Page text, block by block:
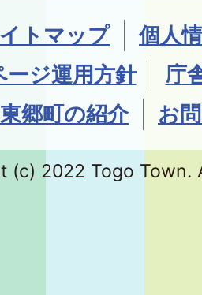
トマップ
個人
ージ運用方針
庁
東郷町の紹介
お
(c) 2022 Togo Town.